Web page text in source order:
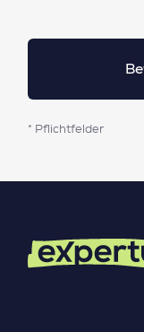
* Pflichtfelder